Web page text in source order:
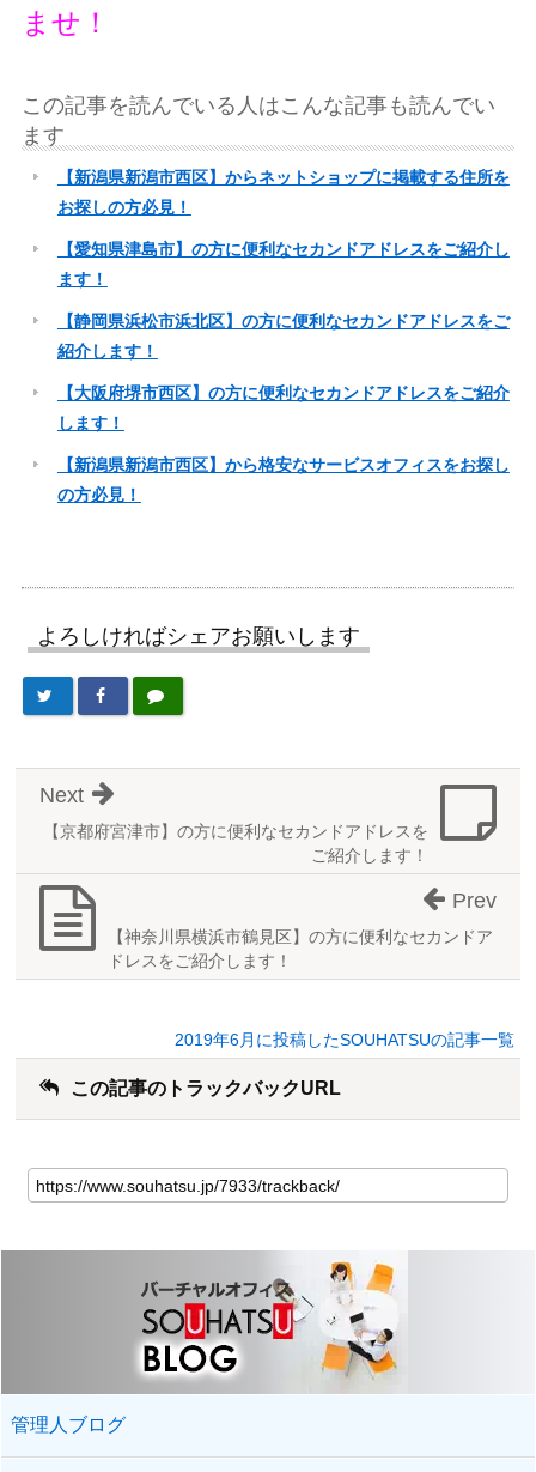
ませ！
この記事を読んでいる人はこんな記事も読んでい
ます
【新潟県新潟市西区】からネットショップに掲載する住所を
お探しの方必見！
【愛知県津島市】の方に便利なセカンドアドレスをご紹介し
ます！
【静岡県浜松市浜北区】の方に便利なセカンドアドレスをご
紹介します！
【大阪府堺市西区】の方に便利なセカンドアドレスをご紹介
します！
【新潟県新潟市西区】から格安なサービスオフィスをお探し
の方必見！
よろしければシェアお願いします
【京都府宮津市】の方に便利なセカンドアドレスを
ご紹介します！
Next
【神奈川県横浜市鶴見区】の方に便利なセカンドア
ドレスをご紹介します！
Prev
2019年6月に投稿したSOUHATSUの記事一覧
この記事のトラックバックURL
管理人ブログ